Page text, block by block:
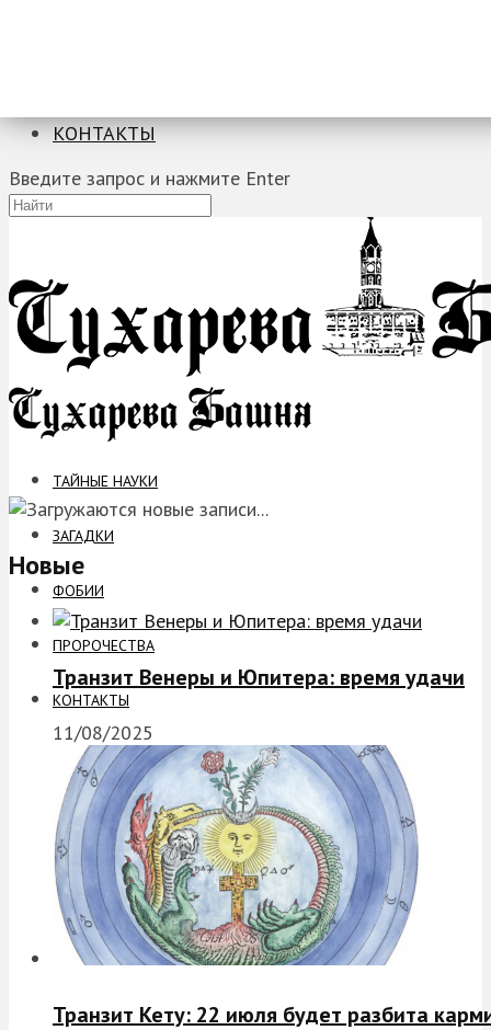
КОНТАКТЫ
Введите запрос и нажмите Enter
ТАЙНЫЕ НАУКИ
ЗАГАДКИ
ФОБИИ
ПРОРОЧЕСТВА
КОНТАКТЫ
Новые
Транзит Венеры и Юпитера: время удачи
11/08/2025
Транзит Кету: 22 июля будет разбита